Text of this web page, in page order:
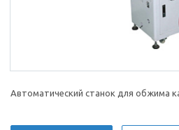
Автоматический станок для обжима